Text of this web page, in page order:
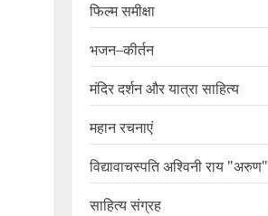
फिल्म समीक्षा
भजन–कीर्तन
मंदिर दर्शन और यात्रा साहित्य
महान रचनाएं
विद्यावाचस्पति अश्विनी राय "अरुण"
साहित्य संग्रह